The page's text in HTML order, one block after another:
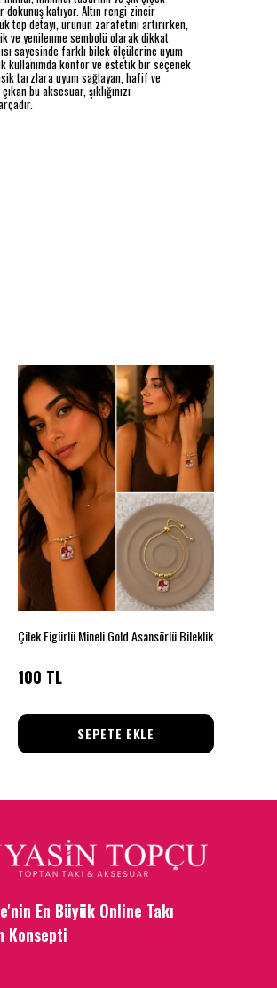
katıyor. Altın rengi zincir
top detayı, ürünün zarafetini artırırken,
ve yenilenme sembolü olarak dikkat
sayesinde farklı bilek ölçülerine uyum
kullanımda konfor ve estetik bir seçenek
tarzlara uyum sağlayan, hafif ve
bu aksesuar, şıklığınızı
Çilek Figürlü Mineli Gold Asansörlü Bileklik
100 TL
SEPETE EKLE
En Büyük Online Takı
Konsepti